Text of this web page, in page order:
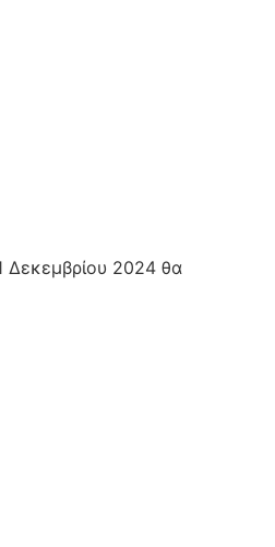
Δεκεμβρίου 2024 θα